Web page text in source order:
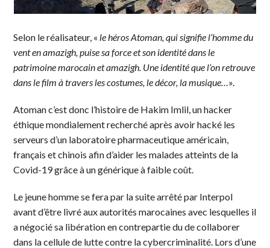
Selon le réalisateur, « le héros Atoman, qui signifie l’homme du
vent en amazigh, puise sa force et son identité dans le
patrimoine marocain et amazigh. Une identité que l’on retrouve
dans le film à travers les costumes, le décor, la musique…».
Atoman c’est donc l’histoire de Hakim Imlil, un hacker
éthique mondialement recherché après avoir hacké les
serveurs d’un laboratoire pharmaceutique américain,
français et chinois afin d’aider les malades atteints de la
Covid-19 grâce à un générique à faible coût.
Le jeune homme se fera par la suite arrêté par Interpol
avant d’être livré aux autorités marocaines avec lesquelles il
a négocié sa libération en contrepartie du de collaborer
dans la cellule de lutte contre la cybercriminalité. Lors d’une